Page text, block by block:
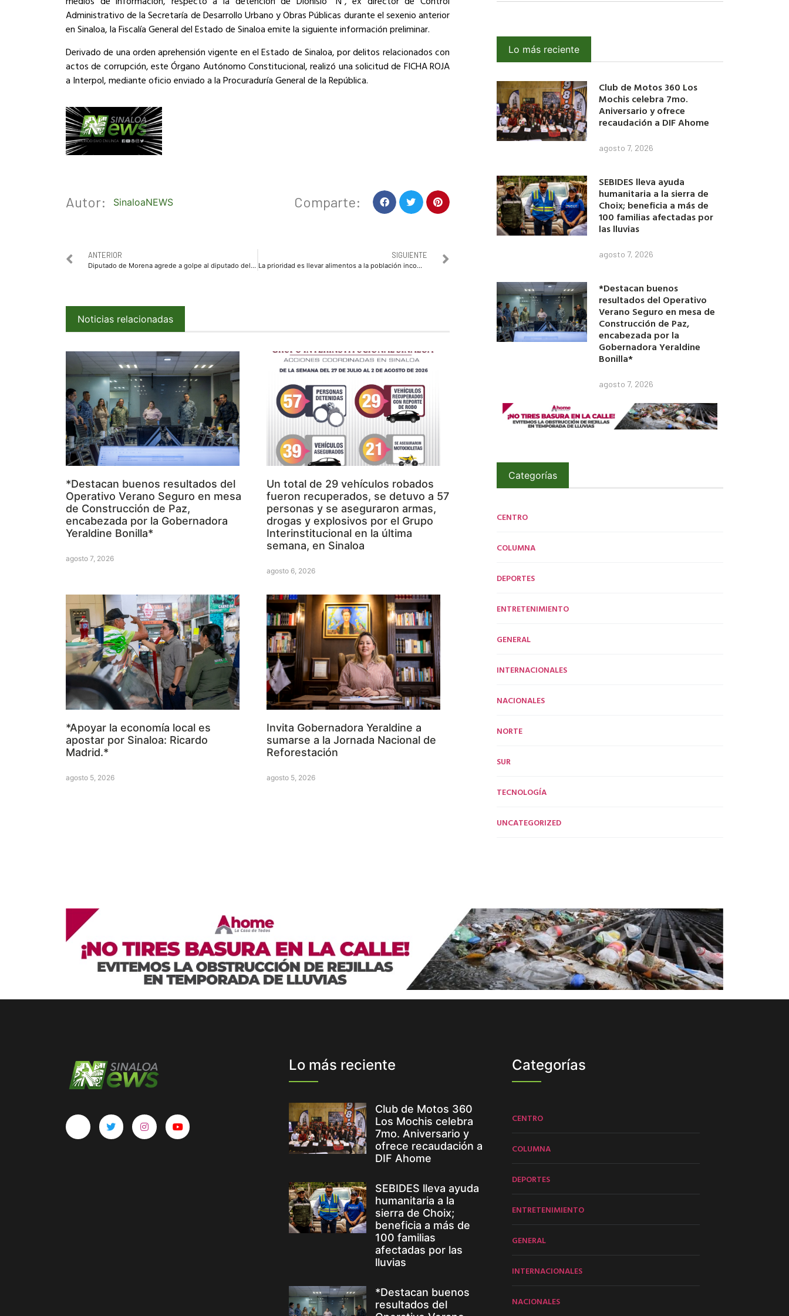
Administrativo de la Secretaría de Desarrollo Urbano y Obras Públicas durante el sexenio anterior
en Sinaloa, la Fiscalía General del Estado de Sinaloa emite la siguiente información preliminar.
Derivado de una orden aprehensión vigente en el Estado de Sinaloa, por delitos relacionados con
actos de corrupción, este Órgano Autónomo Constitucional, realizó una solicitud de FICHA ROJA
a Interpol, mediante oficio enviado a la Procuraduría General de la República.
Autor: SinaloaNEWS Comparte:
ANTERIOR
Diputado de Morena agrede a golpe al diputado del PRI en plena sesión
SIGUIENTE
La prioridad es llevar alimentos a la población incomunicada: Quirino
Noticias relacionadas
*Destacan buenos resultados del
Operativo Verano Seguro en mesa
de Construcción de Paz,
encabezada por la Gobernadora
Yeraldine Bonilla*
agosto 7, 2026
Un total de 29 vehículos robados
fueron recuperados, se detuvo a 57
personas y se aseguraron armas,
drogas y explosivos por el Grupo
Interinstitucional en la última
semana, en Sinaloa
agosto 6, 2026
*Apoyar la economía local es
apostar por Sinaloa: Ricardo
Madrid.*
agosto 5, 2026
Invita Gobernadora Yeraldine a
sumarse a la Jornada Nacional de
Reforestación
agosto 5, 2026
Lo más reciente
Club de Motos 360 Los
Mochis celebra 7mo.
Aniversario y ofrece
recaudación a DIF Ahome
agosto 7, 2026
SEBIDES lleva ayuda
humanitaria a la sierra de
Choix; beneficia a más de
100 familias afectadas por
las lluvias
agosto 7, 2026
*Destacan buenos
resultados del Operativo
Verano Seguro en mesa de
Construcción de Paz,
encabezada por la
Gobernadora Yeraldine
Bonilla*
agosto 7, 2026
Categorías
CENTRO
COLUMNA
DEPORTES
ENTRETENIMIENTO
GENERAL
INTERNACIONALES
NACIONALES
NORTE
SUR
TECNOLOGÍA
UNCATEGORIZED
Lo más reciente
Club de Motos 360
Los Mochis celebra
7mo. Aniversario y
ofrece recaudación a
DIF Ahome
SEBIDES lleva ayuda
humanitaria a la
sierra de Choix;
beneficia a más de
100 familias
afectadas por las
lluvias
*Destacan buenos
resultados del
Categorías
CENTRO
COLUMNA
DEPORTES
ENTRETENIMIENTO
GENERAL
INTERNACIONALES
NACIONALES